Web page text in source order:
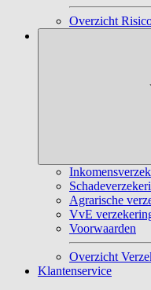
Overzicht
Agrarische
VvE
Voorwaarden
Overzicht
Klantenservice